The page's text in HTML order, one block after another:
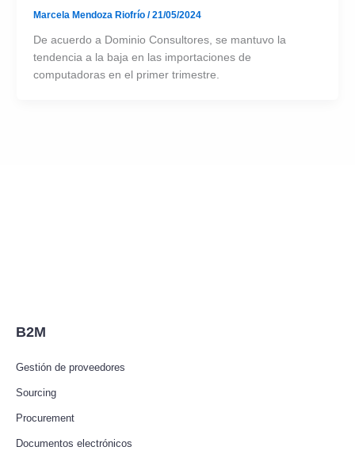
Marcela Mendoza Riofrío /21/05/2024
De acuerdo a Dominio Consultores, se mantuvo la
tendencia a la baja en las importaciones de
computadoras en el primer trimestre.
B2M
Gestión de proveedores
Sourcing
Procurement
Documentos electrónicos